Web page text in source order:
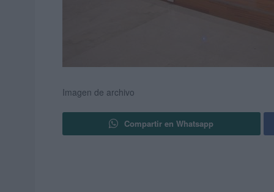
Imagen de archivo
Compartir en Whatsapp